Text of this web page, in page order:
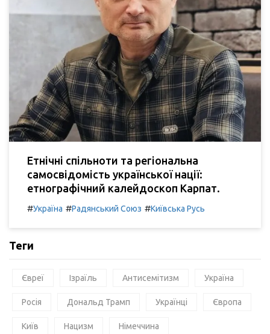
Етнічні спільноти та регіональна
самосвідомість української нації:
етнографічний калейдоскоп Карпат.
#Україна #Радянський Союз #Київська Русь
Теги
Євреї Ізраїль Антисемітизм Україна
Росія Дональд Трамп Українці Європа
Київ Нацизм Німеччина